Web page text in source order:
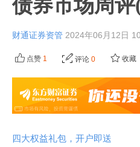
债券市场周评
财通证券资管 2024年06月12日
点赞 1 评论 0 收藏
四大权益礼包，开户即送